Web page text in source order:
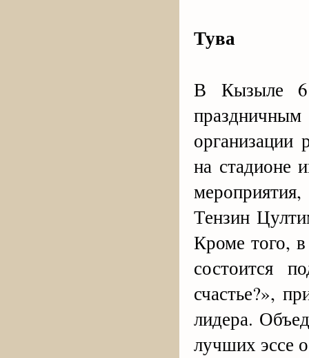
Тува
В Кызыле 6
праздничным
организации
на стадионе
Тензин
Кроме того,
состоится
счастье?»,
лидера.
лучших эссе